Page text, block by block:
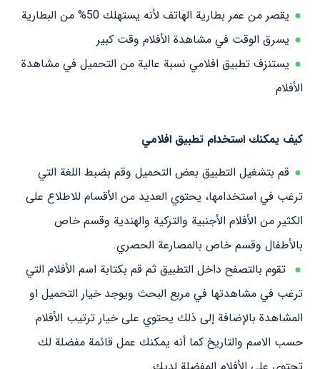
يقصر من عمر بطارية الهاتف لأنه يستهلك 50% من البطارية
يسرق الوقت في مشاهدة الأفلام وقت كبير
يستنزف تطبيق افلامي نسبة عالية من التحميل في مشاهدة
الأفلام
كيف يمكنك استخدام تطبيق افلامي
قم بتشغيل التطبيق بعض التحميل وقم بضبط اللغة التي
ترغب في استخدامها، يحتوي العديد من الأقسام للاطلاع على
الكثير من الأفلام الأجنبية والتركية والهندية وقسم خاص
بالأطفال وقسم خاص بالمصارعة الحصري.
تقوم بالتصفح داخل التطبيق ثم قم بكتابة اسم الأفلام التي
ترغب في مشاهدتها في مربع البحث ويوجد خيار التحميل او
المشاهدة بالإضافة إلى ذلك يحتوي على خيار ترتيب الأفلام
حسب الاسم والتاريخ كما أنه يمكنك عمل قائمة مفضلة لك